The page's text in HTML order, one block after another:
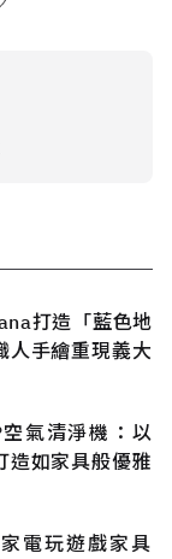
打造「藍色地
人手繪重現義大
氣清淨機：以
造如家具般優雅
電玩遊戲家具